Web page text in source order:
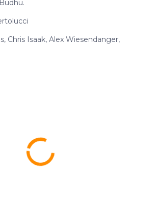
Chris Isaak, Alex Wiesendanger,